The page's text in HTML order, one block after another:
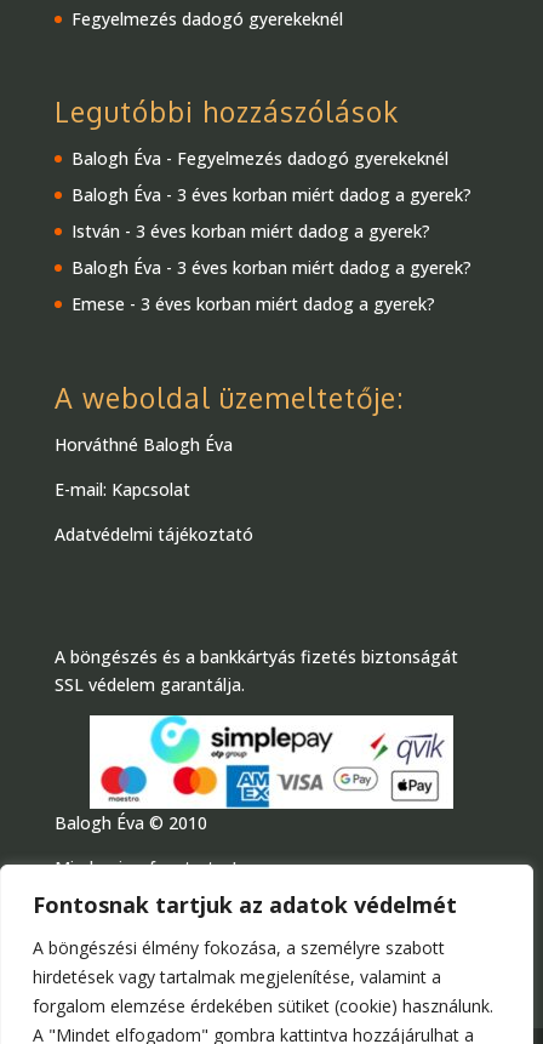
Fontosnak tartjuk az adatok védelmét
A böngészési élmény fokozása, a személyre szabott
hirdetések vagy tartalmak megjelenítése, valamint a
forgalom elemzése érdekében sütiket (cookie) használunk.
A "Mindet elfogadom" gombra kattintva hozzájárulhat a
Fegyelmezés dadogó gyerekeknél
Legutóbbi hozzászólások
Balogh Éva - Fegyelmezés dadogó gyerekeknél
Balogh Éva - 3 éves korban miért dadog a gyerek?
István - 3 éves korban miért dadog a gyerek?
Balogh Éva - 3 éves korban miért dadog a gyerek?
Emese - 3 éves korban miért dadog a gyerek?
A weboldal üzemeltetője:
Horváthné Balogh Éva
E-mail: Kapcsolat
Adatvédelmi tájékoztató
A böngészés és a bankkártyás fizetés biztonságát
SSL védelem garantálja.
Balogh Éva © 2010
Minden jog fenntartva!